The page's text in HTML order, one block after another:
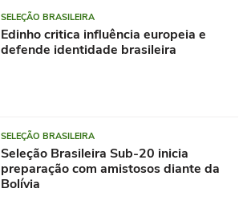
SELEÇÃO BRASILEIRA
Edinho critica influência europeia e
defende identidade brasileira
SELEÇÃO BRASILEIRA
Seleção Brasileira Sub-20 inicia
preparação com amistosos diante da
Bolívia